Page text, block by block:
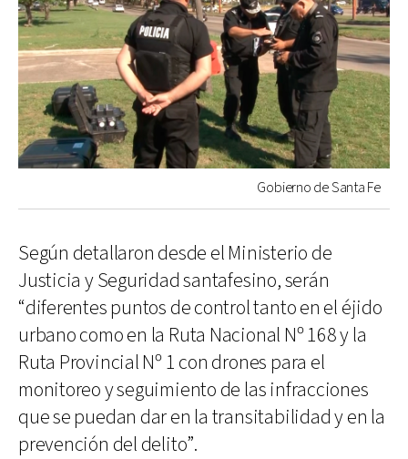
Gobierno de Santa Fe
Según detallaron desde el Ministerio de
Justicia y Seguridad santafesino, serán
“diferentes puntos de control tanto en el éjido
urbano como en la Ruta Nacional Nº 168 y la
Ruta Provincial Nº 1 con drones para el
monitoreo y seguimiento de las infracciones
que se puedan dar en la transitabilidad y en la
prevención del delito”.